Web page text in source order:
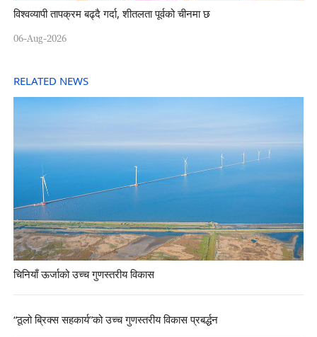
विश्वव्यापी तापक्रम बढ्दै गर्दा, शीतलता पूर्वको चीनमा छ
06-Aug-2026
RELATED NEWS
चिनियाँ ऊर्जाको उच्च गुणस्तरीय विकास
“ठूलो ब्रिक्स सहकार्य”को उच्च गुणस्तरीय विकास प्रबर्द्धन